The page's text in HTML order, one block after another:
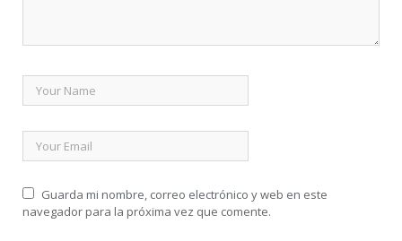
Guarda mi nombre, correo electrónico y web en este
navegador para la próxima vez que comente.